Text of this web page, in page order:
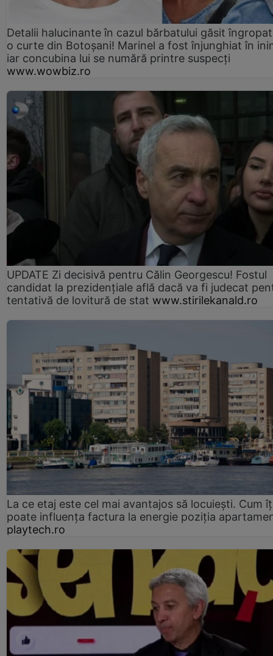
Detalii halucinante în cazul bărbatului găsit
o curte din Botoșani! Marinel a fost înjunghiat în
iar concubina lui se numără printre suspecți
www.wowbiz.ro
UPDATE Zi decisivă pentru Călin Georgescu! Fostul
candidat la prezidențiale află dacă va fi judecat
tentativă de lovitură de stat www.stirilekanald.ro
La ce etaj este cel mai avantajos să locuiești. Cum
poate influența factura la energie poziția
playtech.ro